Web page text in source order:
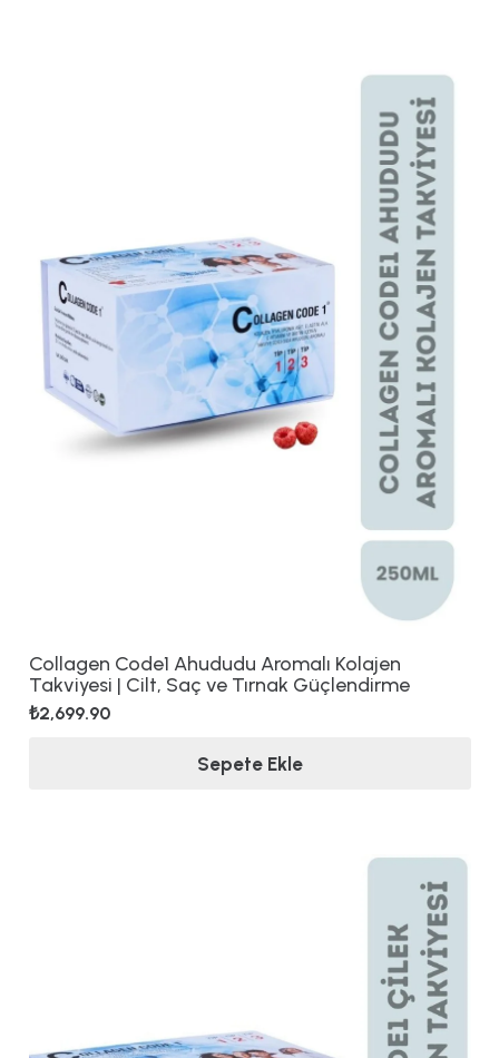
Collagen Code1 Ahududu Aromalı Kolajen
Takviyesi | Cilt, Saç ve Tırnak Güçlendirme
₺2,699.90
Sepete Ekle